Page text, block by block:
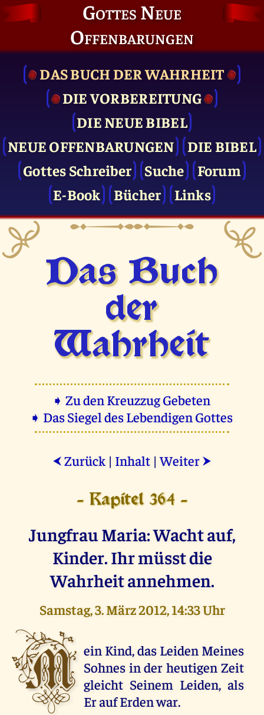
Gottes Neue
Offenbarungen
DAS BUCH DER WAHRHEIT
DIE VOR­BEREITUNG
DIE NEUE BIBEL
NEUE OFFENBARUNGEN
DIE BIBEL
Gottes Schreiber
Suche
Forum
E-Book
Bücher Links
Das Buch
der
Wahrheit
➧ Zu den Kreuzzug Gebeten
➧ Das Siegel des Lebendigen Gottes
⮜ Zurück | Inhalt |Weiter ⮞
- Kapitel 364 -
Jungfrau Maria: Wacht auf,
Kinder. Ihr müsst die
Wahrheit annehmen.
Samstag, 3. März 2012, 14:33 Uhr
M ein Kind, das Leiden Meines
Sohnes in der heutigen Zeit
gleicht Seinem Leiden, als
Er auf Erden war.